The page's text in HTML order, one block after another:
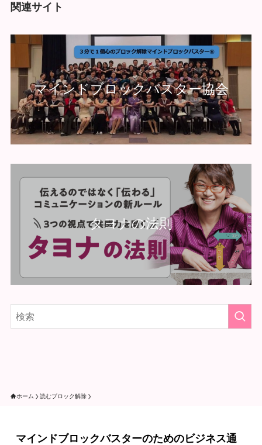
関連サイト
マインドブロックバスター協会
タヨナの法則
ホーム 読むブロック解除
マインドブロックバスターのためのビジネス通